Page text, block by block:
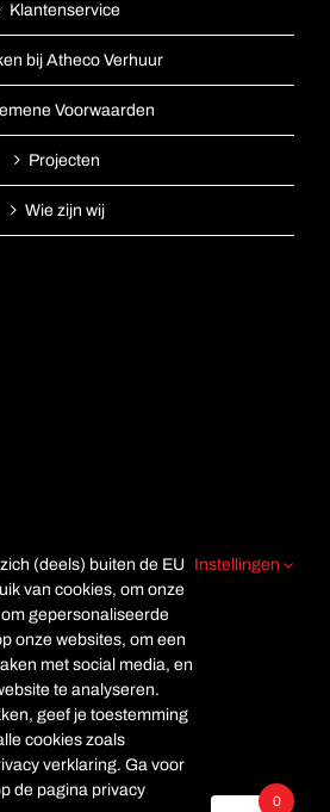
Klantenservice
bij Atheco Verhuur
Voorwaarden
Projecten
Wie zijn wij
Copyright Atheco 0
(deels) buiten de EU
van cookies, om onze
gepersonaliseerde
onze websites, om een
met social media, en
te analyseren.
geef je toestemming
cookies zoals
verklaring. Ga voor
de pagina privacy
Instellingen